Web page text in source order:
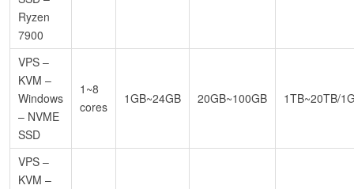
Ryzen
7900
VPS –
KVM –
Windows
– NVME
SSD
1~8
cores
1GB~24GB 20GB~100GB 1TB~20TB/
VPS –
KVM –